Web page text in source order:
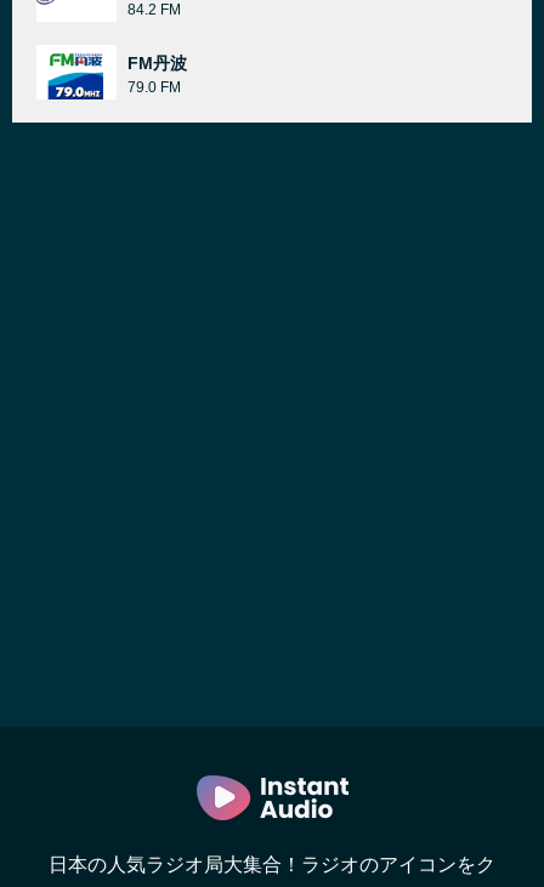
84.2 FM
FM丹波
79.0 FM
日本の人気ラジオ局大集合！ラジオのアイコンをク